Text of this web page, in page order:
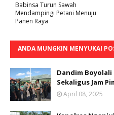
Babinsa Turun Sawah
Mendampingi Petani Menuju
Panen Raya
ANDA MUNGKIN MENYUKAI
Dandim Boyolali
Sekaligus Jam
April 08, 2025